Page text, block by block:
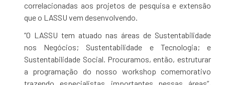
correlacionadas aos projetos de pesquisa e extensão
que o LASSU vem desenvolvendo.
“O LASSU tem atuado nas áreas de Sustentabilidade
nos Negócios; Sustentabilidade e Tecnologia; e
Sustentabilidade Social. Procuramos, então, estruturar
a programação do nosso workshop comemorativo